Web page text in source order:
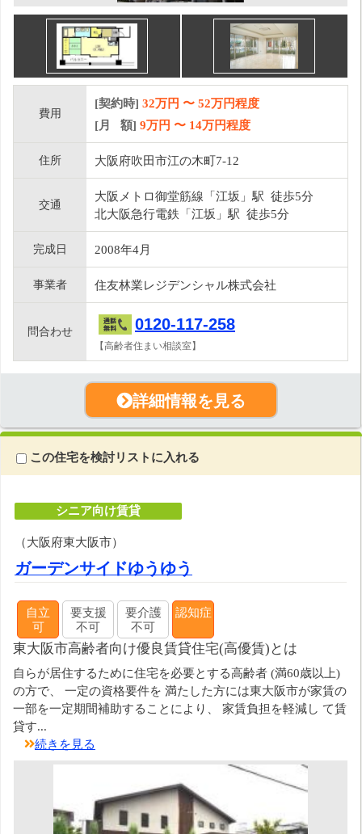
費用
[契約時] 32万円 〜 52万円程度
[月 額] 9万円 〜 14万円程度
住所 大阪府吹田市江の木町7-12
交通
大阪メトロ御堂筋線「江坂」駅 徒歩5分
北大阪急行電鉄「江坂」駅 徒歩5分
完成日 2008年4月
事業者 住友林業レジデンシャル株式会社
問合わせ 0120-117-258
【高齢者住まい相談室】
詳細情報を見る
この住宅を検討リストに入れる
シニア向け賃貸
（大阪府東大阪市）
ガーデンサイドゆうゆう
自立
可
要支援
不可
要介護
不可
認知症
東大阪市高齢者向け優良賃貸住宅(高優賃)とは
自らが居住するために住宅を必要とする高齢者 (満60歳以上)
の方で、 一定の資格要件を 満たした方には東大阪市が家賃の
一部を一定期間補助することにより、 家賃負担を軽減し て賃
貸す...
続きを見る